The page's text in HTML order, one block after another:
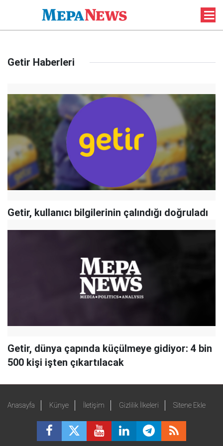
Getir Haberleri
Getir, kullanıcı bilgilerinin çalındığı doğruladı
Getir, dünya çapında küçülmeye gidiyor: 4 bin
500 kişi işten çıkartılacak
Anasayfa Künye İletişim Gizlilik İlkeleri Sitene Ekle